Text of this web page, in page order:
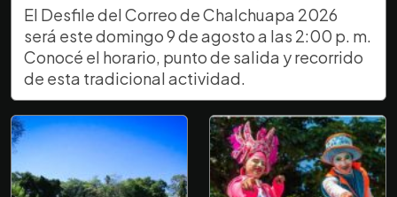
El Desfile del Correo de Chalchuapa 2026
será este domingo 9 de agosto a las 2:00 p. m.
Conocé el horario, punto de salida y recorrido
de esta tradicional actividad.